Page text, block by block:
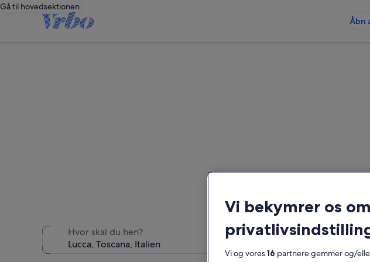
Gå til hovedsektionen
Åbn
Vi fandt 1.847 ferieboliger med pool
Hvor skal du hen? Datoer
Vi bekymrer os
Vi og vores16 partnere gemmer og/